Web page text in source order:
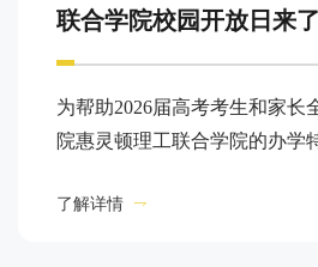
联合学院校园开放日来了
为帮助2026届高考考生和家长
院惠灵顿理工联合学院的办学
举办校园开放日活动，诚邀您
了解详情